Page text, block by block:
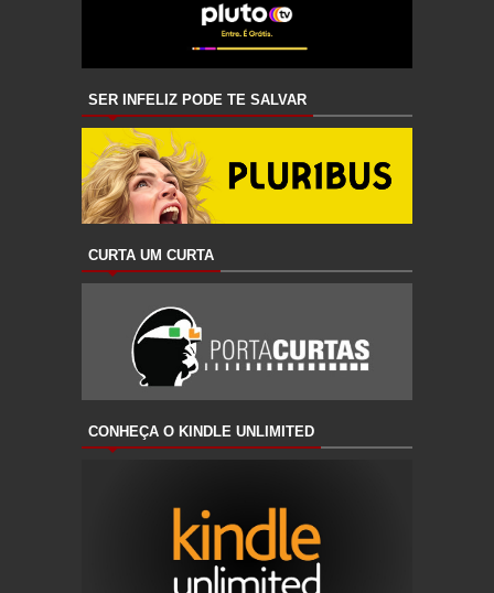
SER INFELIZ PODE TE SALVAR
CURTA UM CURTA
CONHEÇA O KINDLE UNLIMITED